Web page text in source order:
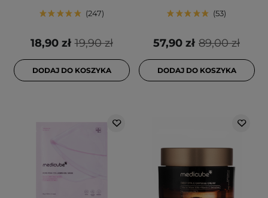
247
19,90 zł
18,90 zł
DODAJ DO KOSZYKA
53
89,00 zł
57,90 zł
DODAJ DO KOSZYKA